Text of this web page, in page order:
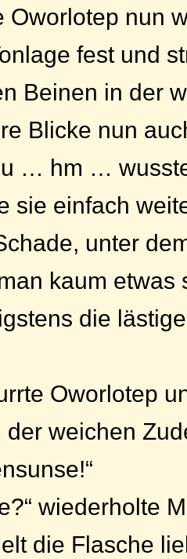
Oworlotep nun
fest und
Beinen in der
Blicke nun
… hm …
sie einfach
unter
kaum etwas
die
Oworlotep
weichen
wiederholte
die Flasche